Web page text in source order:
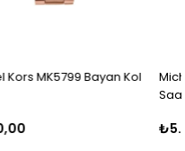
Michael Kors MK5798 Bayan Kol
₺5.500,00